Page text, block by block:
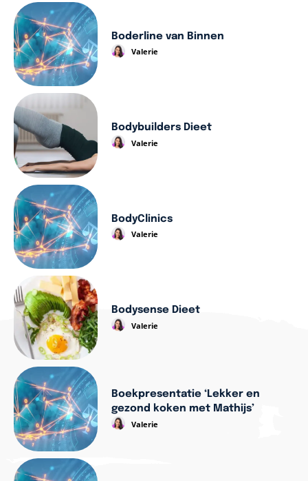
Boderline van Binnen
Valerie
Bodybuilders Dieet
Valerie
BodyClinics
Valerie
Bodysense Dieet
Valerie
Boekpresentatie ‘Lekker en
gezond koken met Mathijs’
Valerie